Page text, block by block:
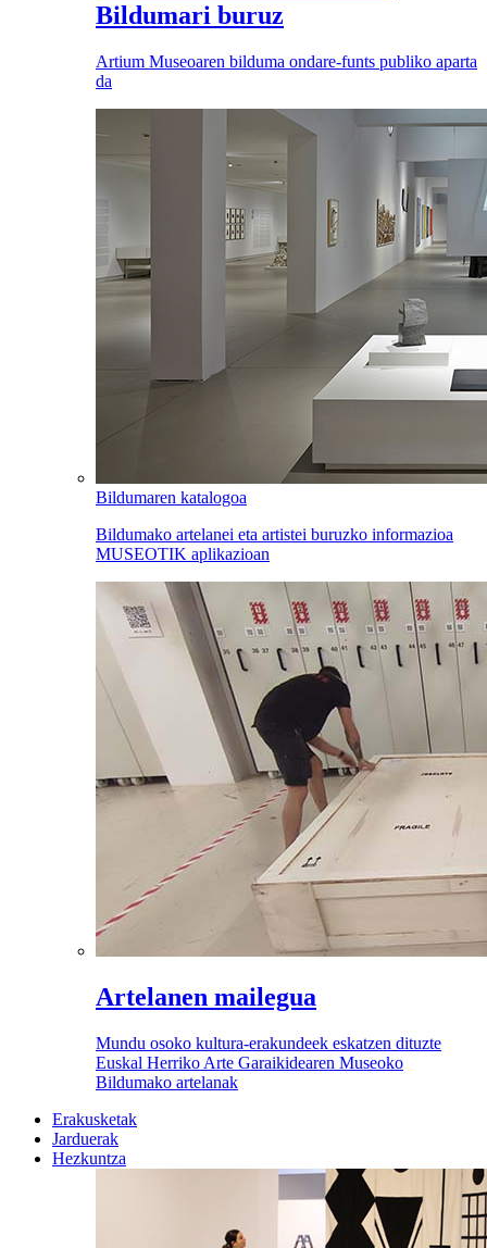
Bildumari buruz
Artium Museoaren bilduma ondare-funts publiko aparta
da
Bildumaren katalogoa
Bildumako artelanei eta artistei buruzko informazioa
MUSEOTIK aplikazioan
Artelanen mailegua
Mundu osoko kultura-erakundeek eskatzen dituzte
Euskal Herriko Arte Garaikidearen Museoko
Bildumako artelanak
Erakusketak
Jarduerak
Hezkuntza